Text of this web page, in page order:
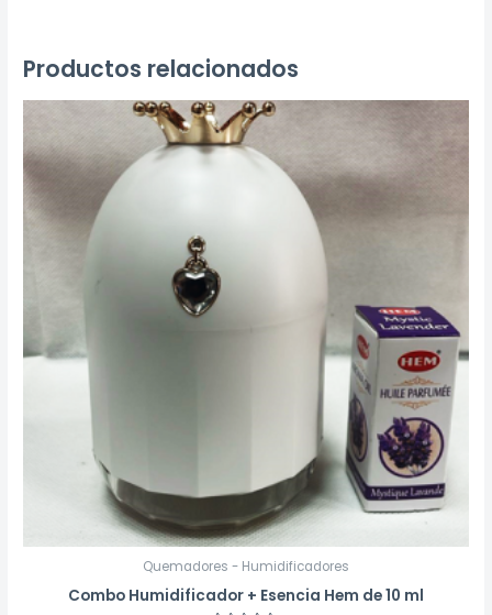
Té
cantidad
Productos relacionados
Quemadores - Humidificadores
Combo Humidificador + Esencia Hem de 10 ml